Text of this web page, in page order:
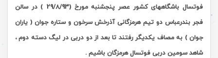
فوتسال باشگاههای کشور عصر پنجشنبه مورخ (29/8/93 ) در سالن
فجر بندرعباس دو تیم هرمزگانی آذرخش سرخون و ستاره جوان ( یاران
جوان ) به مصاف یکدیگر رفتند تا بعد از دو دربی در لیگ دسته دوم ،
شاهد سومین دربی فوتسال هرمزگان باشیم .